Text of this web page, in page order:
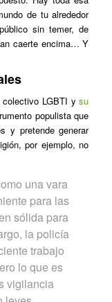
de tu alrededor
sin temer, de
caerte encima… Y
colectivo LGBTI ysu
populista que
y pretende generar
por ejemplo, no
una vara
para las
sólida para
la policía
trabajo
lo que es
vigilancia